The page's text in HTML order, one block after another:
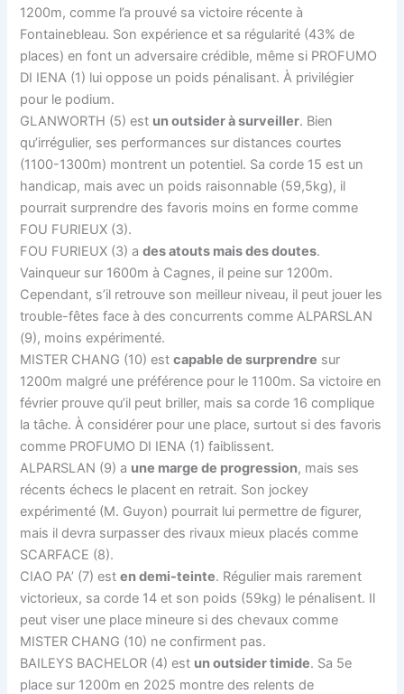
1200m, comme l’a prouvé sa victoire récente à
Fontainebleau. Son expérience et sa régularité (43% de
places) en font un adversaire crédible, même si PROFUMO
DI IENA (1) lui oppose un poids pénalisant. À privilégier
pour le podium.
GLANWORTH (5) est un outsider à surveiller. Bien
qu’irrégulier, ses performances sur distances courtes
(1100-1300m) montrent un potentiel. Sa corde 15 est un
handicap, mais avec un poids raisonnable (59,5kg), il
pourrait surprendre des favoris moins en forme comme
FOU FURIEUX (3).
FOU FURIEUX (3) ades atouts mais des doutes.
Vainqueur sur 1600m à Cagnes, il peine sur 1200m.
Cependant, s’il retrouve son meilleur niveau, il peut jouer les
trouble-fêtes face à des concurrents comme ALPARSLAN
(9), moins expérimenté.
MISTER CHANG (10) estcapable de surprendre sur
1200m malgré une préférence pour le 1100m. Sa victoire en
février prouve qu’il peut briller, mais sa corde 16 complique
la tâche. À considérer pour une place, surtout si des favoris
comme PROFUMO DI IENA (1) faiblissent.
ALPARSLAN (9) a une marge de progression, mais ses
récents échecs le placent en retrait. Son jockey
expérimenté (M. Guyon) pourrait lui permettre de figurer,
mais il devra surpasser des rivaux mieux placés comme
SCARFACE (8).
CIAO PA’ (7) esten demi-teinte. Régulier mais rarement
victorieux, sa corde 14 et son poids (59kg) le pénalisent. Il
peut viser une place mineure si des chevaux comme
MISTER CHANG (10) ne confirment pas.
BAILEYS BACHELOR (4) est un outsider timide. Sa 5e
place sur 1200m en 2025 montre des relents de